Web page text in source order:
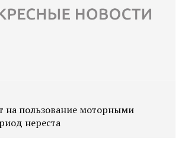
на пользование моторными
нереста